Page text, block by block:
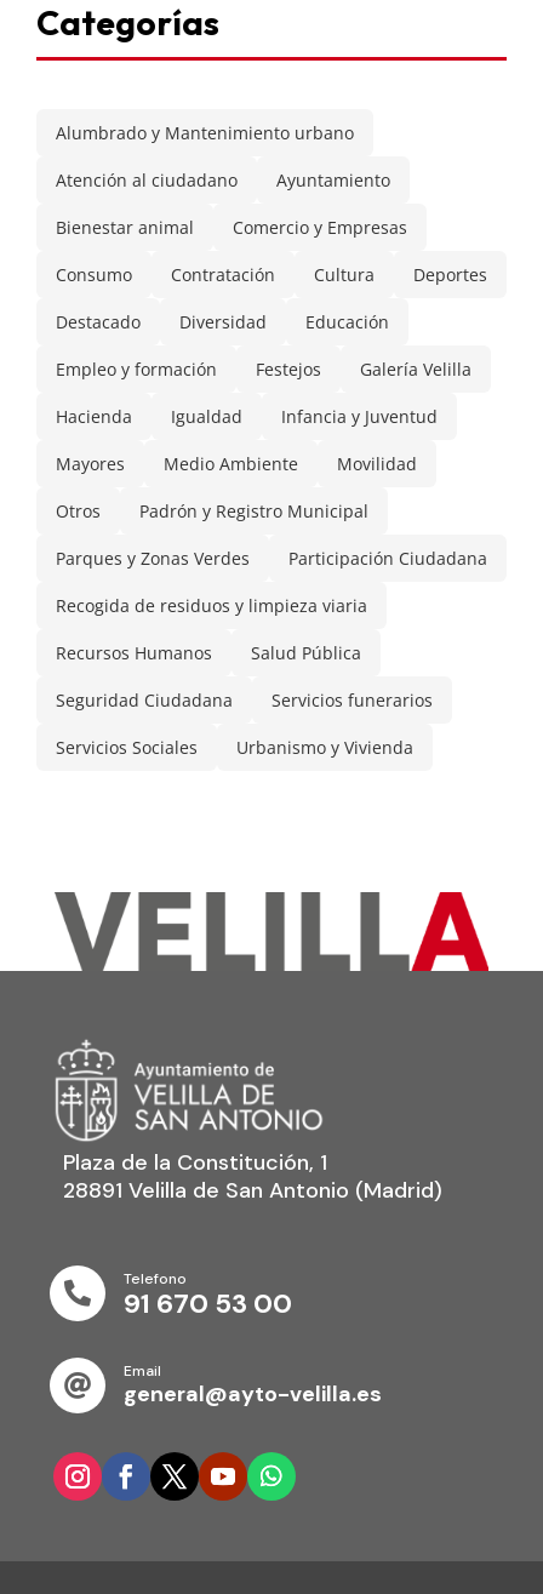
Categorías
Alumbrado y Mantenimiento urbano
Atención al ciudadano Ayuntamiento
Bienestar animal Comercio y Empresas
Consumo Contratación Cultura Deportes
Destacado Diversidad Educación
Empleo y formación Festejos Galería Velilla
Hacienda Igualdad Infancia y Juventud
Mayores Medio Ambiente Movilidad
Otros Padrón y Registro Municipal
Parques y Zonas Verdes Participación Ciudadana
Recogida de residuos y limpieza viaria
Recursos Humanos Salud Pública
Seguridad Ciudadana Servicios funerarios
Servicios Sociales Urbanismo y Vivienda
Plaza de la Constitución, 1
28891 Velilla de San Antonio (Madrid)

Telefono
91 670 53 00

Email
general@ayto-velilla.es